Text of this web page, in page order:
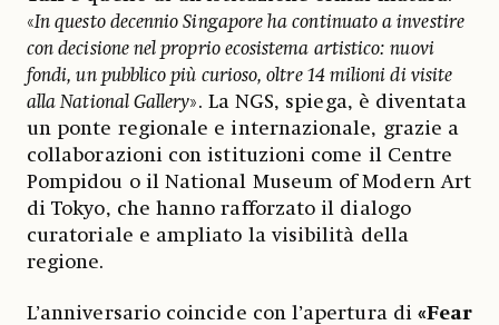
«In questo decennio Singapore ha continuato a investire
con decisione nel proprio ecosistema artistico: nuovi
fondi, un pubblico più curioso, oltre 14 milioni di visite
alla National Gallery». La NGS, spiega, è diventata
un ponte regionale e internazionale, grazie a
collaborazioni con istituzioni come il Centre
Pompidou o il National Museum of Modern Art
di Tokyo, che hanno rafforzato il dialogo
curatoriale e ampliato la visibilità della
regione.
L’anniversario coincide con l’apertura di «Fear